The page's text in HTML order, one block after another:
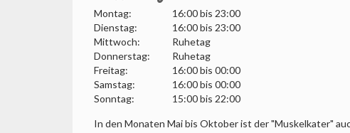
Montag:
16:00 bis 23:00
Dienstag:
16:00 bis 23:00
Mittwoch:
Ruhetag
Donnerstag:
Ruhetag
Freitag:
16:00 bis 00:00
Samstag:
16:00 bis 00:00
Sonntag:
15:00 bis 22:00
In den Monaten Mai bis Oktober ist der "Muskelkater"